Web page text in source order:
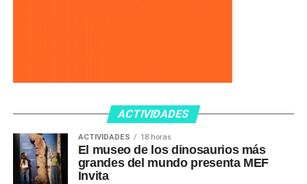
ACTIVIDADES
ACTIVIDADES 18 horas
El museo de los dinosaurios más
grandes del mundo presenta MEF
Invita